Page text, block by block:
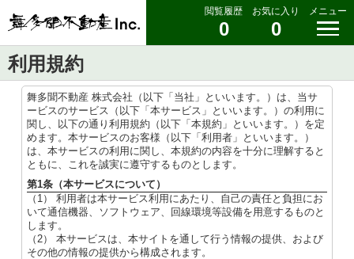
閲覧履歴
0
お気に入り
0
メニュー
利用規約
舞多聞不動産 株式会社（以下「当社」といいます。）は、当サ
ービスのサービス（以下「本サービス」といいます。）の利用に
関し、以下の通り利用規約（以下「本規約」といいます。）を定
めます。本サービスのお客様（以下「利用者」といいます。）
は、本サービスの利用に関し、本規約の内容を十分に理解すると
ともに、これを誠実に遵守するものとします。
第1条（本サービスについて）
（1） 利用者は本サービス利用にあたり、自己の責任と負担にお
いて通信機器、ソフトウェア、回線環境等設備を用意するものと
します。
（2） 本サービスは、本サイトを通して行う情報の提供、および
その他の情報の提供から構成されます。